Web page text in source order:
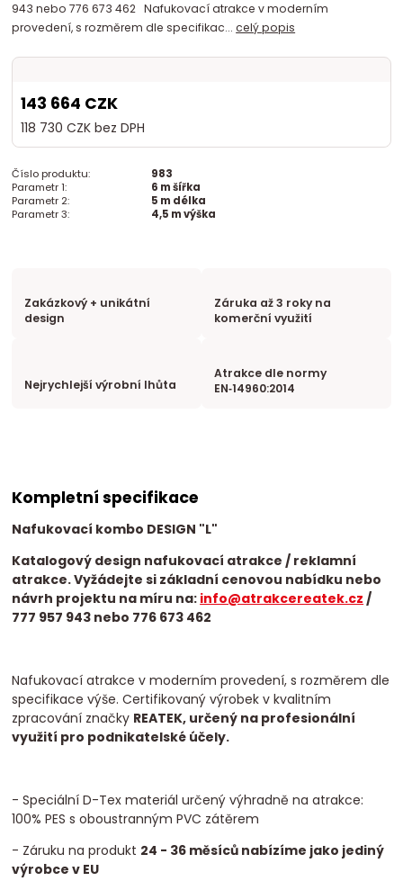
943 nebo 776 673 462 Nafukovací atrakce v moderním
provedení, s rozměrem dle specifikac...celý popis
143 664 CZK
118 730 CZK bez DPH
Číslo produktu:
983
Parametr 1:
6 m šířka
Parametr 2:
5 m délka
Parametr 3:
4,5 m výška
Zakázkový + unikátní
design
Záruka až 3 roky na
komerční využití
Nejrychlejší výrobní lhůta
Atrakce dle normy
EN‑14960:2014
Kompletní specifikace
Nafukovací kombo DESIGN "L"
Katalogový design nafukovací atrakce / reklamní
atrakce. Vyžádejte si základní cenovou nabídku nebo
návrh projektu na míru na: info@atrakcereatek.cz /
777 957 943 nebo 776 673 462
Nafukovací atrakce v moderním provedení, s rozměrem dle
specifikace výše. Certifikovaný výrobek v kvalitním
zpracování značky REATEK, určený na profesionální
využití pro podnikatelské účely.
- Speciální D-Tex materiál určený výhradně na atrakce:
100% PES s oboustranným PVC zátěrem
- Záruku na produkt 24 - 36 měsíců nabízíme jako jediný
výrobce v EU